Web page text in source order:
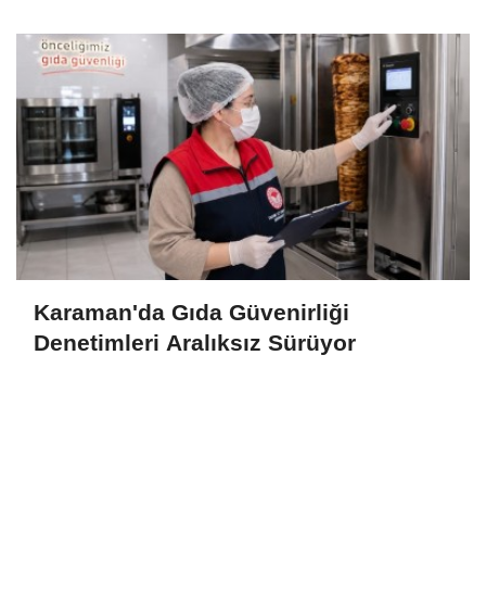
Karaman'da Gıda Güvenirliği
Denetimleri Aralıksız Sürüyor